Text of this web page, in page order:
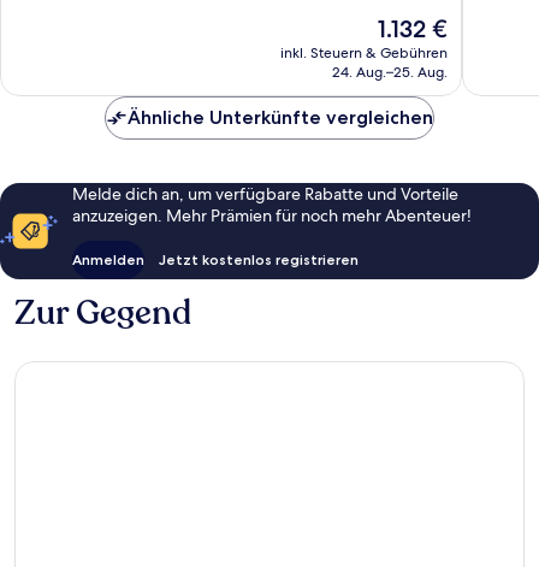
Der
Preis
beträgt
1.132 €
inkl. Steuern & Gebühren
24. Aug.–25. Aug.
Ähnliche Unterkünfte vergleichen
Melde dich an, um verfügbare Rabatte und Vorteile
anzuzeigen. Mehr Prämien für noch mehr Abenteuer!
Anmelden Jetzt kostenlos registrieren
Zur Gegend